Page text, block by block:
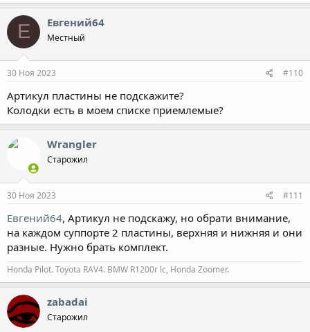
Е Евгений64
Местный
30 Ноя 2023 #110
Артикул пластины не подскажите?
Колодки есть в моем списке приемлемые?
Wrangler
Старожил
30 Ноя 2023 #111
Евгений64, Артикул не подскажу, но обрати внимание,
на каждом суппорте 2 пластины, верхняя и нижняя и они
разные. Нужно брать комплект.
Honda Pilot. Toyota RAV4. BMW R1200r lc, Honda Zoomer.
zabadai
Старожил